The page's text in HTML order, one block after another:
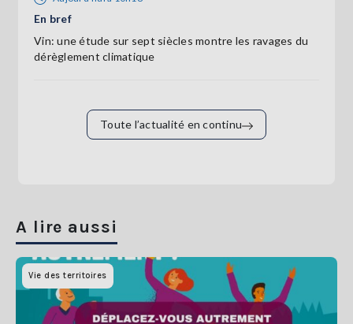
En bref
Vin: une étude sur sept siècles montre les ravages du
dérèglement climatique
Toute l’actualité en continu
A lire aussi
Vie des territoires